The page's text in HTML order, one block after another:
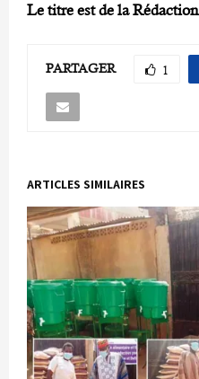
Le titre est de la Rédaction
PARTAGER 1
ARTICLES SIMILAIRES